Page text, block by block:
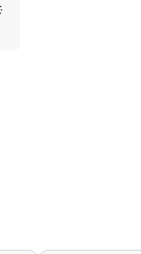
geschaffen, die ein
in die eigenen vier Wände
Allgemeinbeleuchtung. Durch den
ein attraktives Leuchtmittel